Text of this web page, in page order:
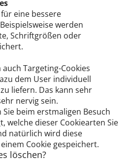
eine bessere
werden
Schriftgrößen oder
Targeting-Cookies
dem User individuell
liefern. Das kann sehr
nervig sein.
beim erstmaligen Besuch
welche dieser Cookiearten Sie
natürlich wird diese
Cookie gespeichert.
löschen?